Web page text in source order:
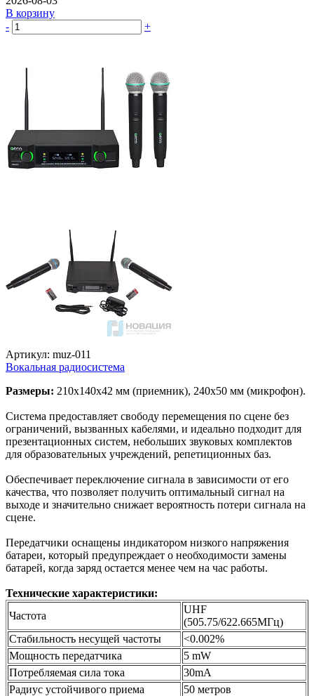
В корзину
-
+
Артикул: muz-011
Вокальная радиосистема
Размеры: 210х140х42 мм (приемник), 240х50 мм (микрофон).
Система предоставляет свободу перемещения по сцене без
ограничений, вызванных кабелями, и идеально подходит для
презентационных систем, небольших звуковых комплектов
для образовательных учреждений, репетиционных баз.
Обеспечивает переключение сигнала в зависимости от его
качества, что позволяет получить оптимальный сигнал на
выходе и значительно снижает вероятность потери сигнала на
сцене.
Передатчики оснащены индикатором низкого напряжения
батареи, который предупреждает о необходимости замены
батарей, когда заряд остается менее чем на час работы.
Технические характеристики:
Частота
UHF
(505.75/622.665МГц)
Стабильность несущей частоты
<0.002%
Мощность передатчика
5 mW
Потребляемая сила тока
30mA
Радиус устойчивого приема
50 метров